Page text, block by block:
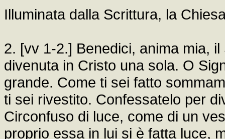
Illuminata dalla Scrittura, la
2. [vv 1-2.] Benedici, anima mia,
divenuta in Cristo una sola. O
grande. Come ti sei fatto
ti sei rivestito. Confessatelo per
Circonfuso di luce, come di un
proprio essa in lui si è fatta luce,